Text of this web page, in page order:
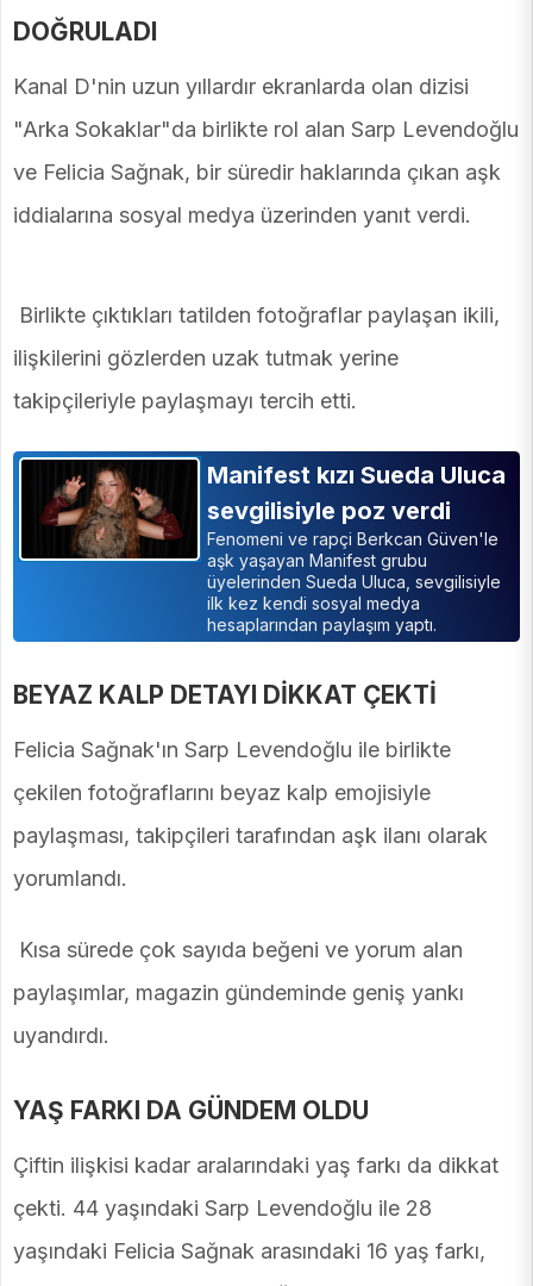
DOĞRULADI
Kanal D'nin uzun yıllardır ekranlarda olan dizisi
"Arka Sokaklar"da birlikte rol alan Sarp Levendoğlu
ve Felicia Sağnak, bir süredir haklarında çıkan aşk
iddialarına sosyal medya üzerinden yanıt verdi.
Birlikte çıktıkları tatilden fotoğraflar paylaşan ikili,
ilişkilerini gözlerden uzak tutmak yerine
takipçileriyle paylaşmayı tercih etti.
Manifest kızı Sueda Uluca
sevgilisiyle poz verdi
Fenomeni ve rapçi Berkcan Güven'le
aşk yaşayan Manifest grubu
üyelerinden Sueda Uluca, sevgilisiyle
ilk kez kendi sosyal medya
hesaplarından paylaşım yaptı.
BEYAZ KALP DETAYI DİKKAT ÇEKTİ
Felicia Sağnak'ın Sarp Levendoğlu ile birlikte
çekilen fotoğraflarını beyaz kalp emojisiyle
paylaşması, takipçileri tarafından aşk ilanı olarak
yorumlandı.
Kısa sürede çok sayıda beğeni ve yorum alan
paylaşımlar, magazin gündeminde geniş yankı
uyandırdı.
YAŞ FARKI DA GÜNDEM OLDU
Çiftin ilişkisi kadar aralarındaki yaş farkı da dikkat
çekti. 44 yaşındaki Sarp Levendoğlu ile 28
yaşındaki Felicia Sağnak arasındaki 16 yaş farkı,